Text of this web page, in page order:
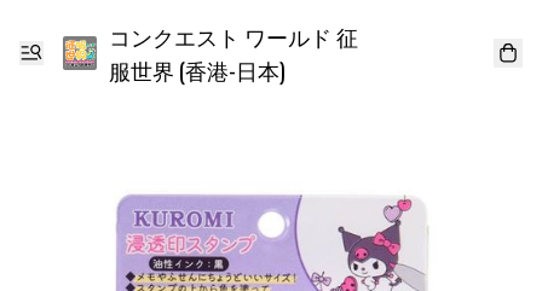
コンクエスト ワールド 征
服世界 (香港-日本)